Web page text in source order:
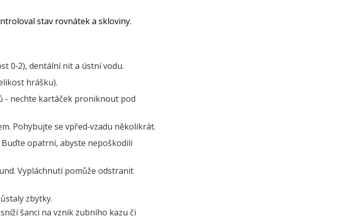
stav rovnátek a skloviny.
0‑2), dentální nit a ústní vodu.
hrášku).
- nechte kartáček proniknout pod
Pohybujte se vpřed‑vzadu několikrát.
opatrní, abyste nepoškodili
Vypláchnutí pomůže odstranit
zbytky.
šanci na vznik zubního kazu či